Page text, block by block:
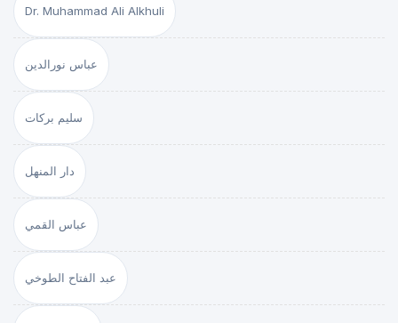
Dr. Muhammad Ali Alkhuli
عباس نورالدين
سليم بركات
دار المنهل
عباس القمي
عبد الفتاح الطوخي